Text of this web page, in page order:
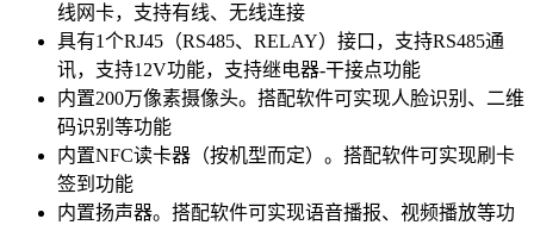
线网卡，支持有线、无线连接
具有1个RJ45（RS485、RELAY）接口，支持RS485通
讯，支持12V功能，支持继电器-干接点功能
内置200万像素摄像头。搭配软件可实现人脸识别、二维
码识别等功能
内置NFC读卡器（按机型而定）。搭配软件可实现刷卡
签到功能
内置扬声器。搭配软件可实现语音播报、视频播放等功